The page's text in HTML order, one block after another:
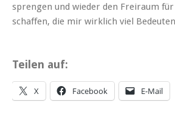
sprengen und wieder den Freiraum für
schaffen, die mir wirklich viel
Teilen auf:
X Facebook E-Mail